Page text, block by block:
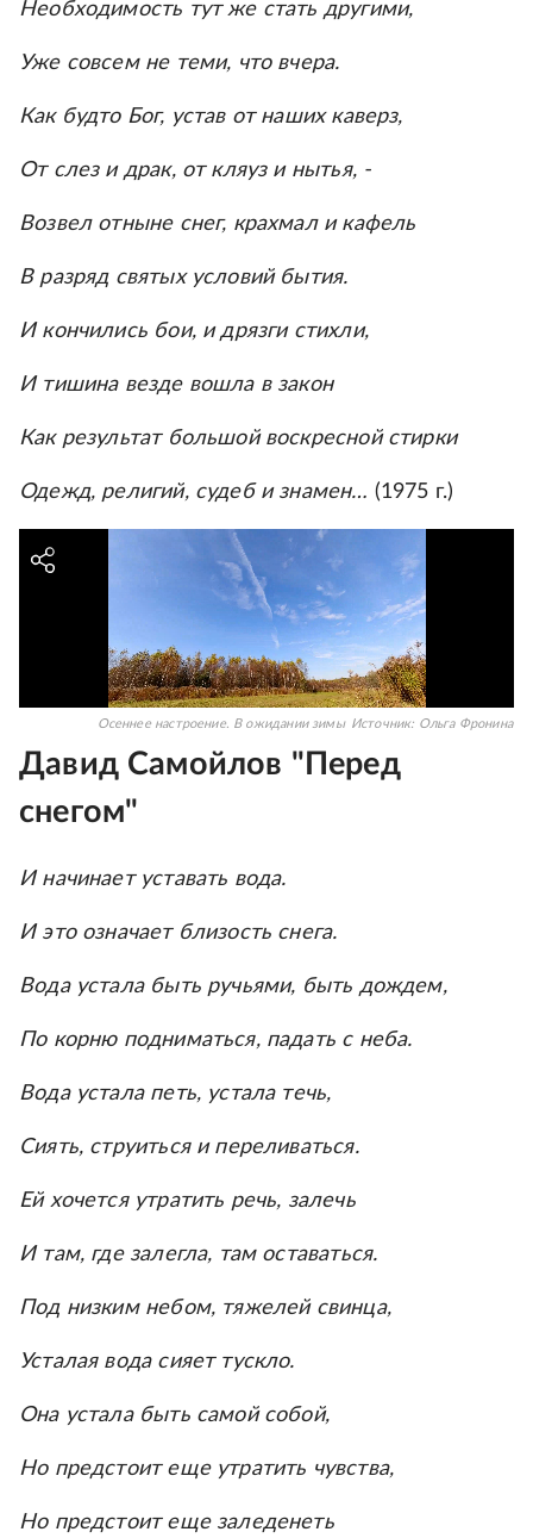
Необходимость тут же стать другими,
Уже совсем не теми, что вчера.
Как будто Бог, устав от наших каверз,
От слез и драк, от кляуз и нытья, -
Возвел отныне снег, крахмал и кафель
В разряд святых условий бытия.
И кончились бои, и дрязги стихли,
И тишина везде вошла в закон
Как результат большой воскресной стирки
Одежд, религий, судеб и знамен… (1975 г.)
Осеннее настроение. В ожидании зимы Источник: Ольга Фронина
Давид Самойлов "Перед
снегом"
И начинает уставать вода.
И это означает близость снега.
Вода устала быть ручьями, быть дождем,
По корню подниматься, падать с неба.
Вода устала петь, устала течь,
Сиять, струиться и переливаться.
Ей хочется утратить речь, залечь
И там, где залегла, там оставаться.
Под низким небом, тяжелей свинца,
Усталая вода сияет тускло.
Она устала быть самой собой,
Но предстоит еще утратить чувства,
Но предстоит еще заледенеть